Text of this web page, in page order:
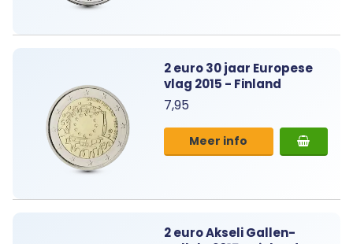
2 euro 30 jaar Europese
vlag 2015 - Finland
7,95
Meer info
2 euro Akseli Gallen-